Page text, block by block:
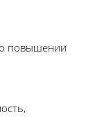
повышении